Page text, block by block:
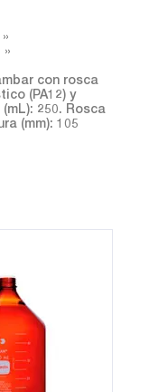
con rosca
(PA12) y
250. Rosca
(mm): 105